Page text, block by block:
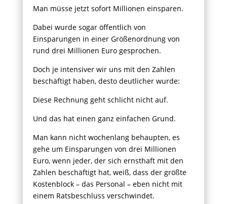
Man müsse jetzt sofort Millionen einsparen.
Dabei wurde sogar öffentlich von
Einsparungen in einer Größenordnung von
rund drei Millionen Euro gesprochen.
Doch je intensiver wir uns mit den Zahlen
beschäftigt haben, desto deutlicher wurde:
Diese Rechnung geht schlicht nicht auf.
Und das hat einen ganz einfachen Grund.
Man kann nicht wochenlang behaupten, es
gehe um Einsparungen von drei Millionen
Euro, wenn jeder, der sich ernsthaft mit den
Zahlen beschäftigt hat, weiß, dass der größte
Kostenblock – das Personal – eben nicht mit
einem Ratsbeschluss verschwindet.